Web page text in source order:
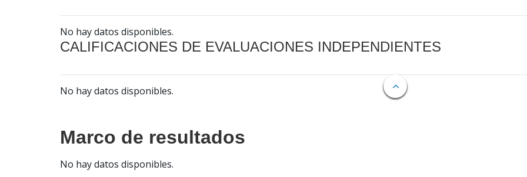
No hay datos disponibles.
CALIFICACIONES DE EVALUACIONES INDEPENDIENTES
No hay datos disponibles.
Marco de resultados
No hay datos disponibles.